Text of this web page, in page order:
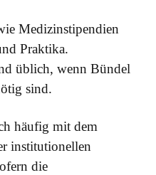
Medizinstipendien
Praktika.
üblich, wenn Bündel
sind.
häufig mit dem
institutionellen
die